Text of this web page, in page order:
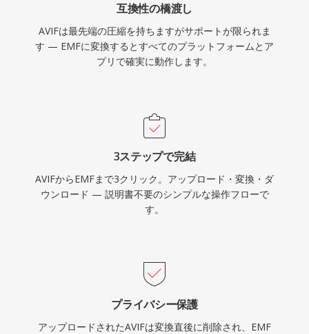
互換性の橋渡し
AVIFは最先端の圧縮を持ちますがサポートが限られま
す — EMFに変換するとすべてのプラットフォームとア
プリで確実に動作します。
3ステップで完結
AVIFからEMFまで3クリック。アップロード・変換・ダ
ウンロード — 説明書不要のシンプルな操作フローで
す。
プライバシー保護
アップロードされたAVIFは変換直後に削除され、EMF